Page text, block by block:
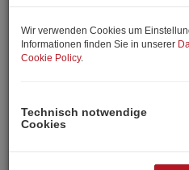
Willkommen in Ihrem
beeindruckenden
Wir verwenden Cookies um
Informationen finden Sie in unserer
Cookie Policy.
Technisch notwendige
Cookies